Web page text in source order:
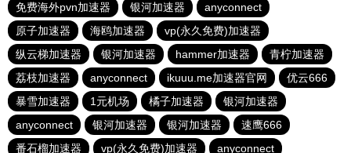
免费海外pvn加速器
银河加速器
anyconnect
原子加速器
海鸥加速器
vp(永久免费)加速器
纵云梯加速器
银河加速器 hammer加速器
青柠加速器
荔枝加速器
anyconnect ikuuu.me加速器官网
优云666
暴雪加速器
1元机场 橘子加速器
银河加速器
anyconnect
银河加速器 银河加速器
速鹰666
番石榴加速器
vp(永久免费)加速器 anyconnect